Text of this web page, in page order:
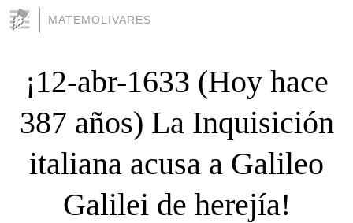
MATEMOLIVARES
¡12-abr-1633 (Hoy hace
387 años) La Inquisición
italiana acusa a Galileo
Galilei de herejía!